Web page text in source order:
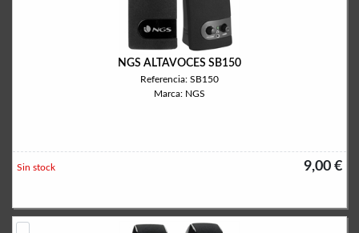
NGS ALTAVOCES SB150
Referencia: SB150
Marca: NGS
9,00 €
Sin stock